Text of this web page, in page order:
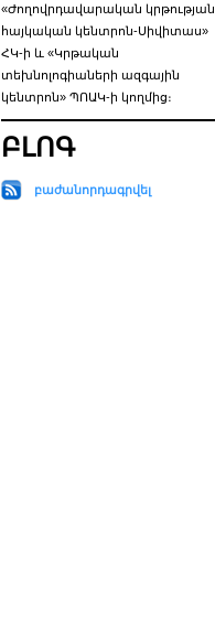
«Ժողովրդավարական կրթության
հայկական կենտրոն-Սիվիտաս»
ՀԿ-ի և «Կրթական
տեխնոլոգիաների ազգային
կենտրոն» ՊՈԱԿ-ի կողմից։
ԲԼՈԳ
բաժանորդագրվել